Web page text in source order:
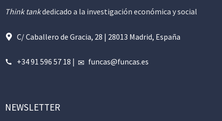
Think tankdedicado a la investigación económica y social
C/ Caballero de Gracia, 28 | 28013 Madrid, España
+34 91 596 57 18 | funcas@funcas.es
NEWSLETTER